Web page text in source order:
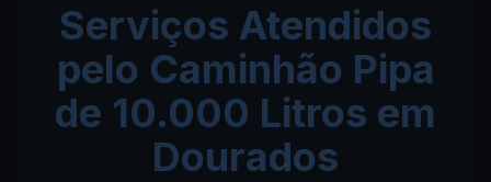
Serviços Atendidos
pelo Caminhão Pipa
de 10.000 Litros em
Dourados